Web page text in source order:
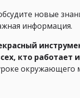
новые
информация.
кто
окружающего